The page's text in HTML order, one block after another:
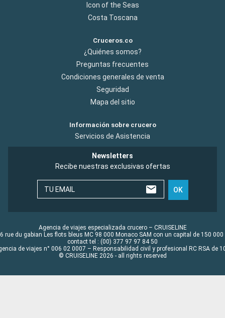
Icon of the Seas
Costa Toscana
Cruceros.co
¿Quiénes somos?
Preguntas frecuentes
Condiciones generales de venta
Seguridad
Mapa del sitio
Información sobre crucero
Servicios de Asistencia
Newsletters
Recibe nuestras exclusivas ofertas
TU EMAIL OK
Agencia de viajes especializada crucero – CRUISELINE
rue du gabian Les flots bleus MC 98 000 Monaco SAM con un capital de 150 000
contact tel : (00) 377 97 97 84 50
de viajes n° 006 02 0007 – Responsabilidad civil y profesional RC RSA de
© CRUISELINE 2026 - all rights reserved